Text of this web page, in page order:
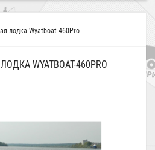
лодка Wyatboat-460Pro
WYATBOAT-460PRO